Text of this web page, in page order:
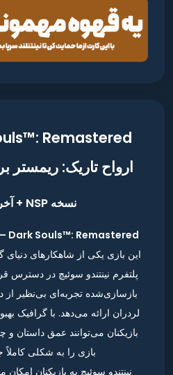
ارواح تاریک: ریمستر
نسخه NSP + آخرین آپدیت
Dark Souls™: Remastered – بازی ارواح تاریک: ریمستر
این بازی یکی از شاهکارهای
پلتفرم نینتندو سوئیچ در دسترس
بازسازی‌شده تجربه‌ای بی‌نظیر از
لردران ارائه می‌دهد. با گرافیک
بازیکنان می‌توانند عمق داستان
بازی را به شکلی کاملاً